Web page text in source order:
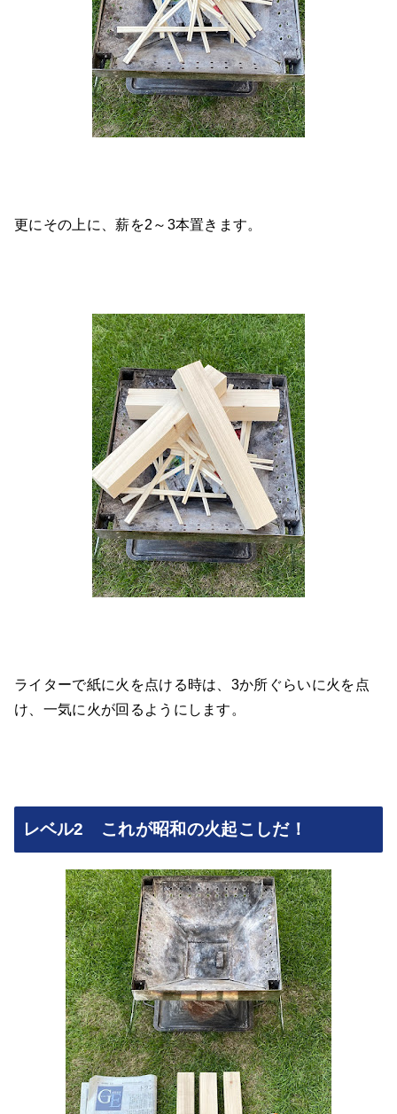
更にその上に、薪を2～3本置きます。
ライターで紙に火を点ける時は、3か所ぐらいに火を点
け、一気に火が回るようにします。
レベル2 これが昭和の火起こしだ！